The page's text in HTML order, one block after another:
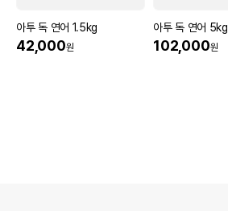
아투 독 연어 1.5kg
42,000원
아투 독 연어 5kg
102,000원